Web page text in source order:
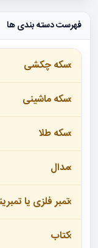
فهرست دسته بندی ها
سکه چکشی
سکه ماشینی
سکه طلا
مدال
تمبر فلزی یا
کتاب